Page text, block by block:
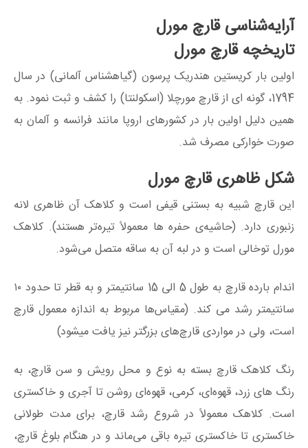
آرایه‌شناسی قارچ مورل
تاریخچه قارچ مورل
اولین بار کریستین هندریک پرسون (گیاهشناس آلمانی) در سال
1794، گونه ای از قارچ مورچلا (اسکولنتا) را کشف و ثبت نمود. به
همین دلیل اولین بار در کشورهای اروپا مانند فرانسه و آلمان به
صورت خوارکی مصرف شد.
شکل ظاهری قارچ مورل
این قارچ شبیه به بستنی قیفی است و کلاهک آن ظاهری لانه
زنبوری دارد. (حاشیه‌ی حفره ها معمولاً تیره‌تر هستند). کلاهک
مورل توخالی است و در لبه آن به ساقه متصل می‌شود.
اندام بارده قارچ به طول 5 الی 15 سانتیمتر و به قطر تا حدود ۱۰
سانتیمتر رشد می کند. (مقیاس‌ها مربوط به اندازه معمول قارچ
است، ولی در مواردی قارچ‌های بزرگتر نیز یافت میشود)
رنگ کلاهک قارچ بسته به نوع و محل رویش و سن قارچ، به
رنگ های زرد، قهوه‌ای، کرمی، قهوه‌ای روشن تا آجری و خاکستری
است. کلاهک معمولاً در شروع رشد قارچ، برای مدت طولانی
خاکستری تا خاکستری تیره باقی می‌ماند و در هنگام بلوغ قارچ،